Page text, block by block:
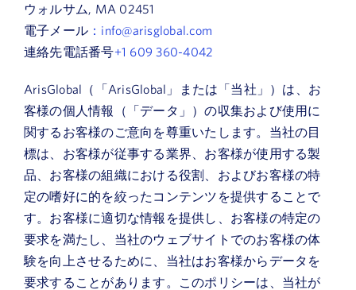
ウォルサム, MA 02451
電子メール ：info@arisglobal.com
連絡先電話番号+1 609 360-4042
ArisGlobal（「ArisGlobal」または「当社」）は、お
客様の個人情報（「データ」）の収集および使用に
関するお客様のご意向を尊重いたします。当社の目
標は、お客様が従事する業界、お客様が使用する製
品、お客様の組織における役割、およびお客様の特
定の嗜好に的を絞ったコンテンツを提供することで
す。お客様に適切な情報を提供し、お客様の特定の
要求を満たし、当社のウェブサイトでのお客様の体
験を向上させるために、当社はお客様からデータを
要求することがあります。このポリシーは、当社が